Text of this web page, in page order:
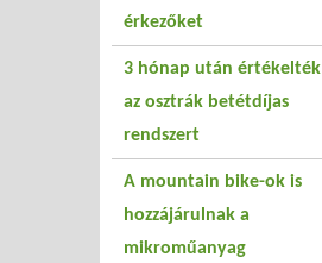
érkezőket
3 hónap után értékelték
az osztrák betétdíjas
rendszert
A mountain bike-ok is
hozzájárulnak a
mikroműanyag